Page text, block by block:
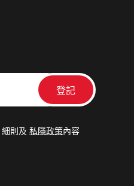
細則及 私隱政策內容